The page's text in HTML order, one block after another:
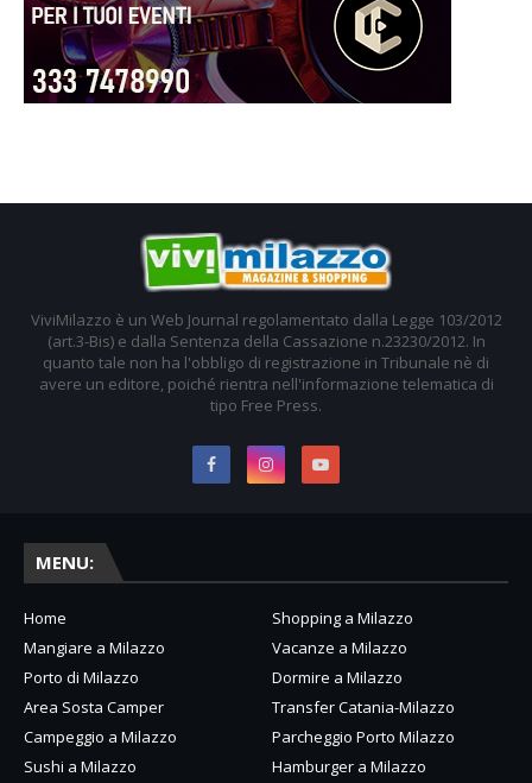
ViviMilazzo è un Web Journal regolamentato dalla Legge 103/2012
(art.3-Bis) e dalla Sentenza della Cassazione n.23230/2012. In
quanto tale non ha l'obbligo di registrazione in Tribunale nè di
avere un editore, poiché rientra nell'informazione telematica di
tipo Free Press.
MENU:
Home
Shopping a Milazzo
Mangiare a Milazzo
Vacanze a Milazzo
Porto di Milazzo
Dormire a Milazzo
Area Sosta Camper
Transfer Catania-Milazzo
Campeggio a Milazzo
Parcheggio Porto Milazzo
Sushi a Milazzo
Hamburger a Milazzo